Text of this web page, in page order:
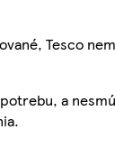
Tesco
a